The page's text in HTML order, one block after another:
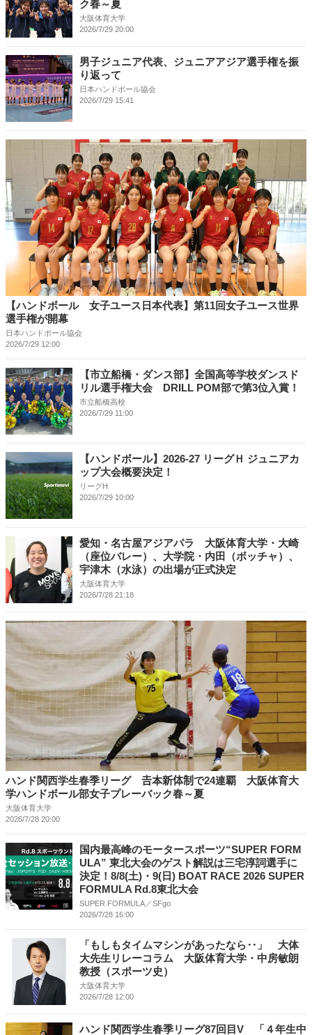
ク春～夏
大阪体育大学
2026/7/29 20:00
男子ジュニア代表、ジュニアアジア選手権を振
り返って
日本ハンドボール協会
2026/7/29 15:41
【ハンドボール 女子ユース日本代表】第11回女子ユース世界
選手権が開幕
日本ハンドボール協会
2026/7/29 12:00
【市立船橋・ダンス部】全国高等学校ダンスド
リル選手権大会 DRILL POM部で第3位入賞！
市立船橋高校
2026/7/29 11:00
【ハンドボール】2026-27 リーグＨ ジュニアカ
ップ大会概要決定！
リーグH
2026/7/29 10:00
愛知・名古屋アジアパラ 大阪体育大学・大崎
（座位バレー）、大学院・内田（ボッチャ）、
宇津木（水泳）の出場が正式決定
大阪体育大学
2026/7/28 21:18
ハンド関西学生春季リーグ 𠮷本新体制で24連覇 大阪体育大
学ハンドボール部女子プレーバック春～夏
大阪体育大学
2026/7/28 20:00
国内最⾼峰のモータースポーツ“SUPER FORM
ULA” 東北⼤会のゲスト解説は三宅淳詞選⼿に
決定！8/8(⼟)・9(⽇) BOAT RACE 2026 SUPER
FORMULA Rd.8東北⼤会
SUPER FORMULA／SFgo
2026/7/28 16:00
「もしもタイムマシンがあったなら‥」 大体
大先生リレーコラム 大阪体育大学・中房敏朗
教授（スポーツ史）
大阪体育大学
2026/7/28 12:00
ハンド関西学生春季リーグ87回目V 「４年生中